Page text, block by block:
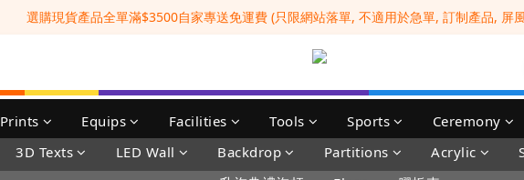
全港No.1一站式設備租售及採購服務供應商
選購現貨產品全單滿$3500自家專送免運費 (只限網站落單, 不適用於急單, 訂制產品, 屏
Whatsapp: 66962838 | 電話: 21153328 | 報價: info@hkbasket.com
Prints Equips Facilities Tools Sports
Ceremony
3D Texts LED Wall Backdrop Partitions Acrylic